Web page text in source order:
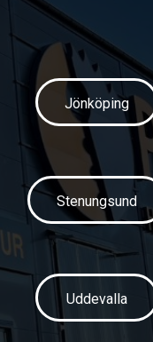
Jönköping
Stenungsund
Uddevalla